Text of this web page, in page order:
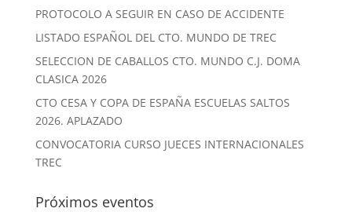
PROTOCOLO A SEGUIR EN CASO DE ACCIDENTE
LISTADO ESPAÑOL DEL CTO. MUNDO DE TREC
SELECCION DE CABALLOS CTO. MUNDO C.J. DOMA
CLASICA 2026
CTO CESA Y COPA DE ESPAÑA ESCUELAS SALTOS
2026. APLAZADO
CONVOCATORIA CURSO JUECES INTERNACIONALES
TREC
Próximos eventos